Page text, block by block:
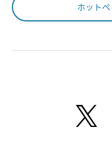
ホット